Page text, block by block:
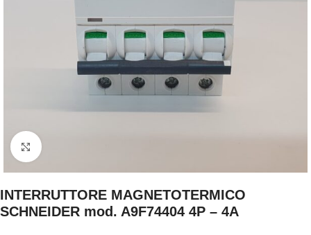
Clicca per ingrandire
INTERRUTTORE MAGNETOTERMICO
SCHNEIDER mod. A9F74404 4P – 4A